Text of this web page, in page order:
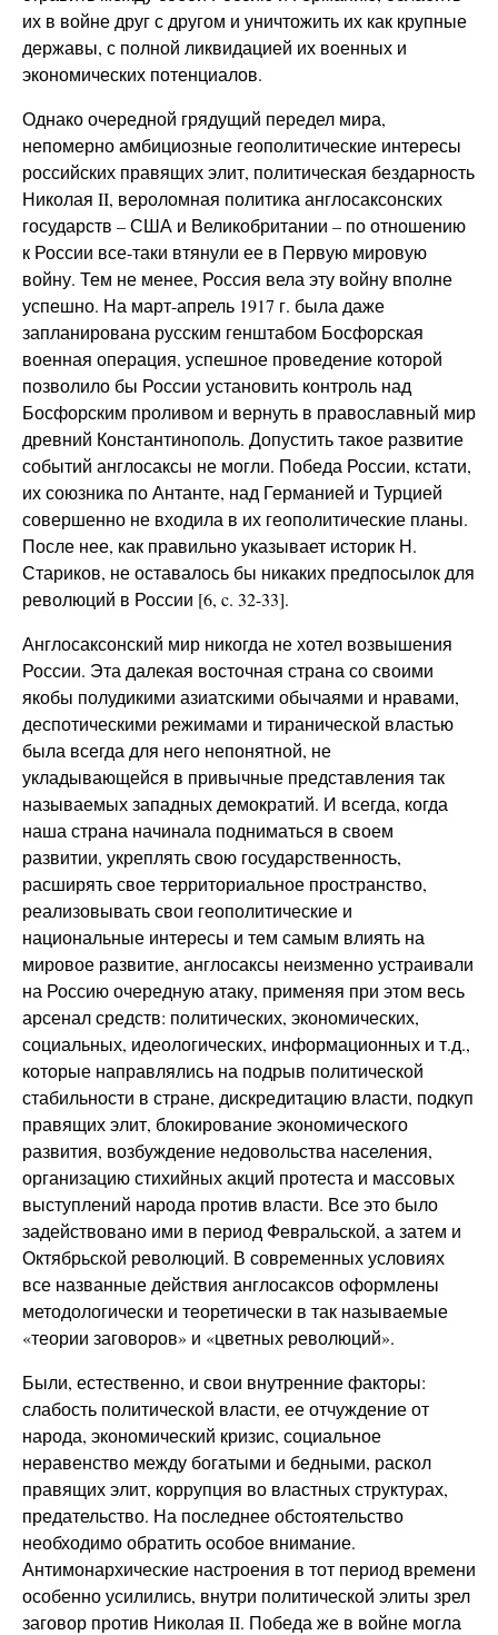
их в войне друг с другом и уничтожить их как крупные
державы, с полной ликвидацией их военных и
экономических потенциалов.
Однако очередной грядущий передел мира,
непомерно амбициозные геополитические интересы
российских правящих элит, политическая бездарность
Николая II, вероломная политика англосаксонских
государств – США и Великобритании – по отношению
к России все-таки втянули ее в Первую мировую
войну. Тем не менее, Россия вела эту войну вполне
успешно. На март-апрель 1917 г. была даже
запланирована русским генштабом Босфорская
военная операция, успешное проведение которой
позволило бы России установить контроль над
Босфорским проливом и вернуть в православный мир
древний Константинополь. Допустить такое развитие
событий англосаксы не могли. Победа России, кстати,
их союзника по Антанте, над Германией и Турцией
совершенно не входила в их геополитические планы.
После нее, как правильно указывает историк Н.
Стариков, не оставалось бы никаких предпосылок для
революций в России [6, c. 32-33].
Англосаксонский мир никогда не хотел возвышения
России. Эта далекая восточная страна со своими
якобы полудикими азиатскими обычаями и нравами,
деспотическими режимами и тиранической властью
была всегда для него непонятной, не
укладывающейся в привычные представления так
называемых западных демократий. И всегда, когда
наша страна начинала подниматься в своем
развитии, укреплять свою государственность,
расширять свое территориальное пространство,
реализовывать свои геополитические и
национальные интересы и тем самым влиять на
мировое развитие, англосаксы неизменно устраивали
на Россию очередную атаку, применяя при этом весь
арсенал средств: политических, экономических,
социальных, идеологических, информационных и т.д.,
которые направлялись на подрыв политической
стабильности в стране, дискредитацию власти, подкуп
правящих элит, блокирование экономического
развития, возбуждение недовольства населения,
организацию стихийных акций протеста и массовых
выступлений народа против власти. Все это было
задействовано ими в период Февральской, а затем и
Октябрьской революций. В современных условиях
все названные действия англосаксов оформлены
методологически и теоретически в так называемые
«теории заговоров» и «цветных революций».
Были, естественно, и свои внутренние факторы:
слабость политической власти, ее отчуждение от
народа, экономический кризис, социальное
неравенство между богатыми и бедными, раскол
правящих элит, коррупция во властных структурах,
предательство. На последнее обстоятельство
необходимо обратить особое внимание.
Антимонархические настроения в тот период времени
особенно усилились, внутри политической элиты зрел
заговор против Николая II. Победа же в войне могла